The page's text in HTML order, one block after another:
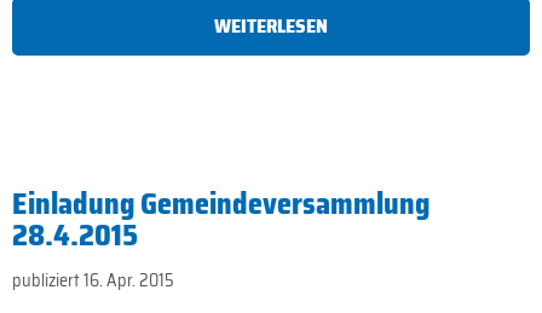
WEITERLESEN
Einladung Gemeindeversammlung
28.4.2015
publiziert 16. Apr. 2015